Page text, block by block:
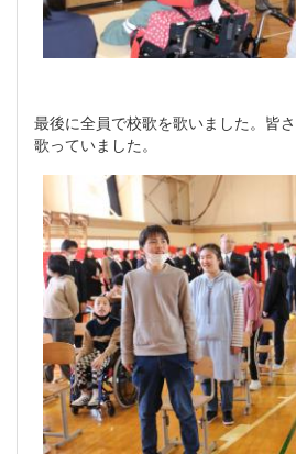
最後に全員で校歌を歌いました。皆
歌っていました。